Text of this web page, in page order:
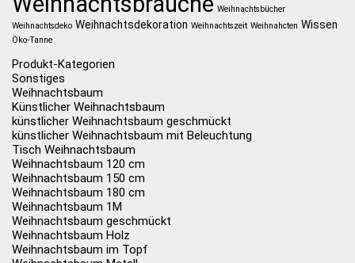
Weihnachtsbücher
Weihnachtsdeko Weihnachtsdekoration Weihnachtszeit Weihnahcten Wissen
Öko-Tanne
Produkt-Kategorien
Sonstiges
Weihnachtsbaum
Künstlicher Weihnachtsbaum
künstlicher Weihnachtsbaum geschmückt
künstlicher Weihnachtsbaum mit Beleuchtung
Tisch Weihnachtsbaum
Weihnachtsbaum 120 cm
Weihnachtsbaum 150 cm
Weihnachtsbaum 180 cm
Weihnachtsbaum 1M
Weihnachtsbaum geschmückt
Weihnachtsbaum Holz
Weihnachtsbaum im Topf